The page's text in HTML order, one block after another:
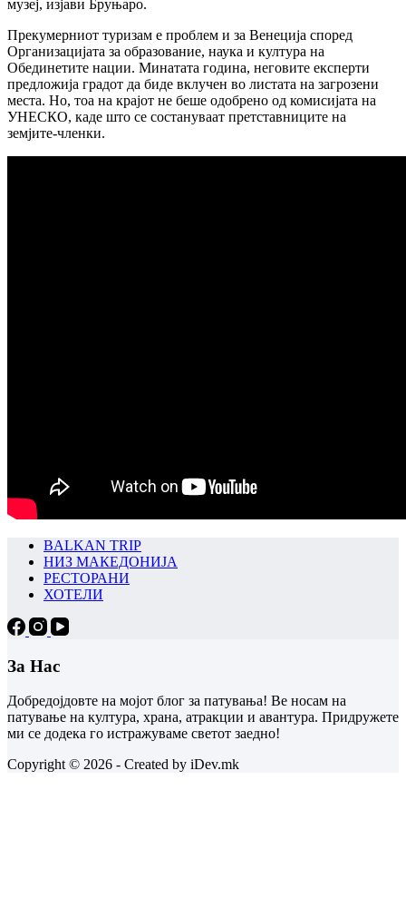
музеј, изјави Бруњаро.
Прекумерниот туризам е проблем и за Венеција според
Организацијата за образование, наука и култура на
Обединетите нации. Минатата година, неговите експерти
предложија градот да биде вклучен во листата на загрозени
места. Но, тоа на крајот не беше одобрено од комисијата на
УНЕСКО, каде што се состануваат претставниците на
земјите-членки.
BALKAN TRIP
НИЗ МАКЕДОНИЈА
РЕСТОРАНИ
ХОТЕЛИ
За Нас
Добредојдовте на мојот блог за патувања! Ве носам на
патување на култура, храна, атракции и авантура. Придружете
ми се додека го истражуваме светот заедно!
Copyright © 2026 - Created by iDev.mk